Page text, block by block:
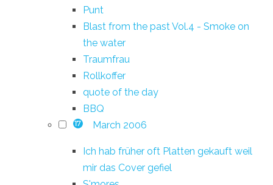
Punt
Blast from the past Vol.4 - Smoke on
the water
Traumfrau
Rollkoffer
quote of the day
BBQ
17 March 2006
Ich hab früher oft Platten gekauft weil
mir das Cover gefiel